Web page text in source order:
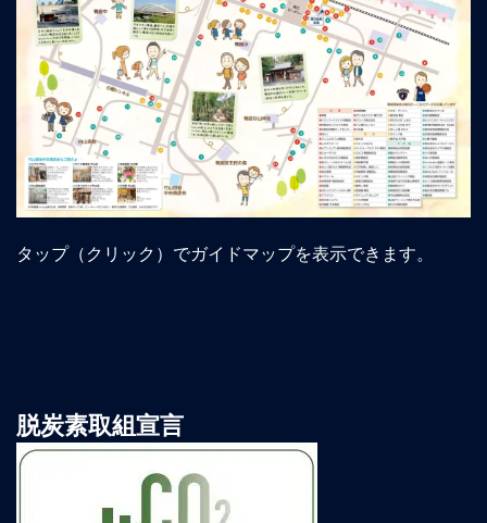
タップ（クリック）でガイドマップを表示できます。
脱炭素取組宣言